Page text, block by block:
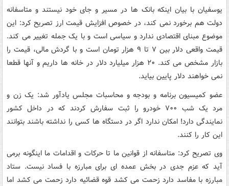
یوسفیان با بیان اینکه بانک ها در مسیر و جای خود نیستند و متاسفانه
دولت هم برخورد نمی کند، در خصوص افزایش قیمت ارز تصریح کرد: این
موضوع مبنای اقتصادی ندارد و سیاسی است و با یک جمله تغییر می کند.
قیمت واقعی دلار بین ۷ تا ۹ هزار تومان است و با گردش مالی، قیمت را
بازار مشخص می کند. ۲۰ هزار میلیارد دلار در خانه ها داریم و آنها قطعا
نمی خواهند دلار پایین بیاید.
عضو کمیسیون برنامه و بودجه و محاسبات مجلس یادآور شد: یک زن و
مرد یک شب ۷۰۰ خودرو را ثبت سفارش کردند که در داخل کشور
نمایندگی دارد! امکان ندارد اگر در دستگاه ها کسی را نداشته باشند بتوانند
این کار را کنند.
وی تصریح کرد: متاسفانه از قوانین ما تا حرکات و اقدامات ما اینگونه برمی
آید که عزم جدی در بخش عمده ای برای مبارزه با فساد نیست. ستاد
مبارزه با مفاسد دارد زحمت می کشد قوه قضائیه دارد زحمت می کشد اما